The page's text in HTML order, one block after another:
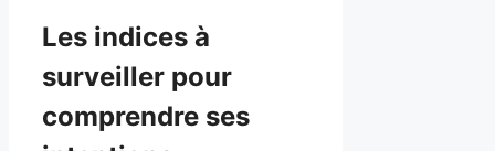
Les indices à
surveiller pour
comprendre ses